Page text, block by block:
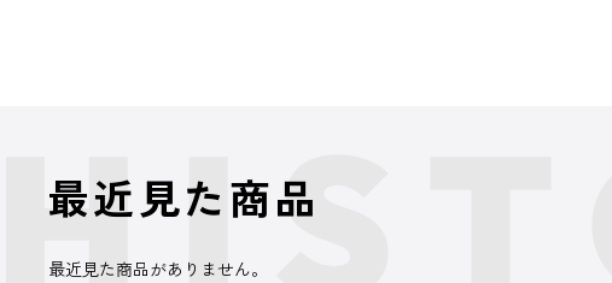
最近見た商品
最近見た商品がありません。